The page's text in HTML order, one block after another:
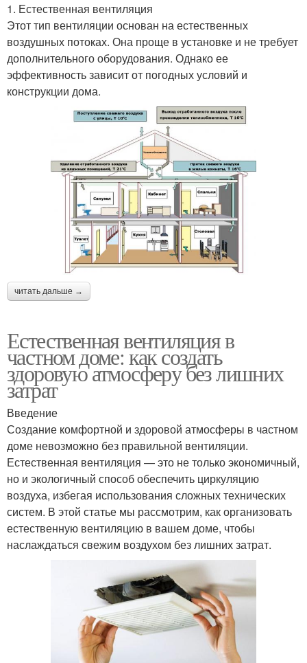
1. Естественная вентиляция
Этот тип вентиляции основан на естественных
воздушных потоках. Она проще в установке и не требует
дополнительного оборудования. Однако ее
эффективность зависит от погодных условий и
конструкции дома.
читать дальше →
Естественная вентиляция в
частном доме: как создать
здоровую атмосферу без лишних
затрат
Введение
Создание комфортной и здоровой атмосферы в частном
доме невозможно без правильной вентиляции.
Естественная вентиляция — это не только экономичный,
но и экологичный способ обеспечить циркуляцию
воздуха, избегая использования сложных технических
систем. В этой статье мы рассмотрим, как организовать
естественную вентиляцию в вашем доме, чтобы
наслаждаться свежим воздухом без лишних затрат.